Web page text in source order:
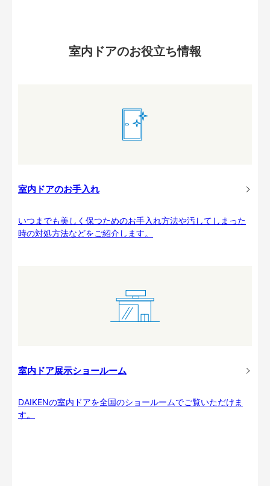
室内ドアのお役立ち情報
室内ドアのお手入れ
いつまでも美しく保つためのお手入れ方法や汚してしまった
時の対処方法などをご紹介します。
室内ドア展示ショールーム
DAIKENの室内ドアを全国のショールームでご覧いただけま
す。